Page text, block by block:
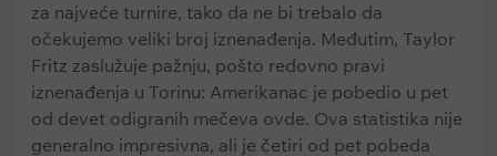
za najveće turnire, tako da ne bi trebalo da
očekujemo veliki broj iznenađenja. Međutim, Taylor
Fritz zaslužuje pažnju, pošto redovno pravi
iznenađenja u Torinu: Amerikanac je pobedio u pet
od devet odigranih mečeva ovde. Ova statistika nije
generalno impresivna, ali je četiri od pet pobeda